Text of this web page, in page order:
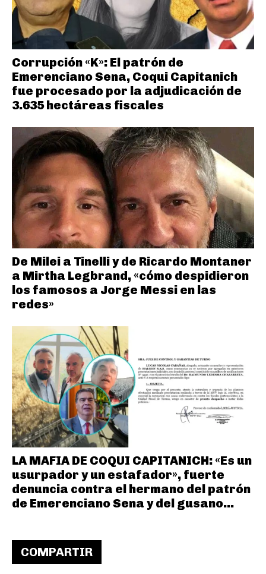
COMPARTIR
Corrupción «K»: El patrón de
Emerenciano Sena, Coqui Capitanich
fue procesado por la adjudicación de
3.635 hectáreas fiscales
De Milei a Tinelli y de Ricardo Montaner
a Mirtha Legbrand, «cómo despidieron
los famosos a Jorge Messi en las
redes»
LA MAFIA DE COQUI CAPITANICH: «Es un
usurpador y un estafador», fuerte
denuncia contra el hermano del patrón
de Emerenciano Sena y del gusano...